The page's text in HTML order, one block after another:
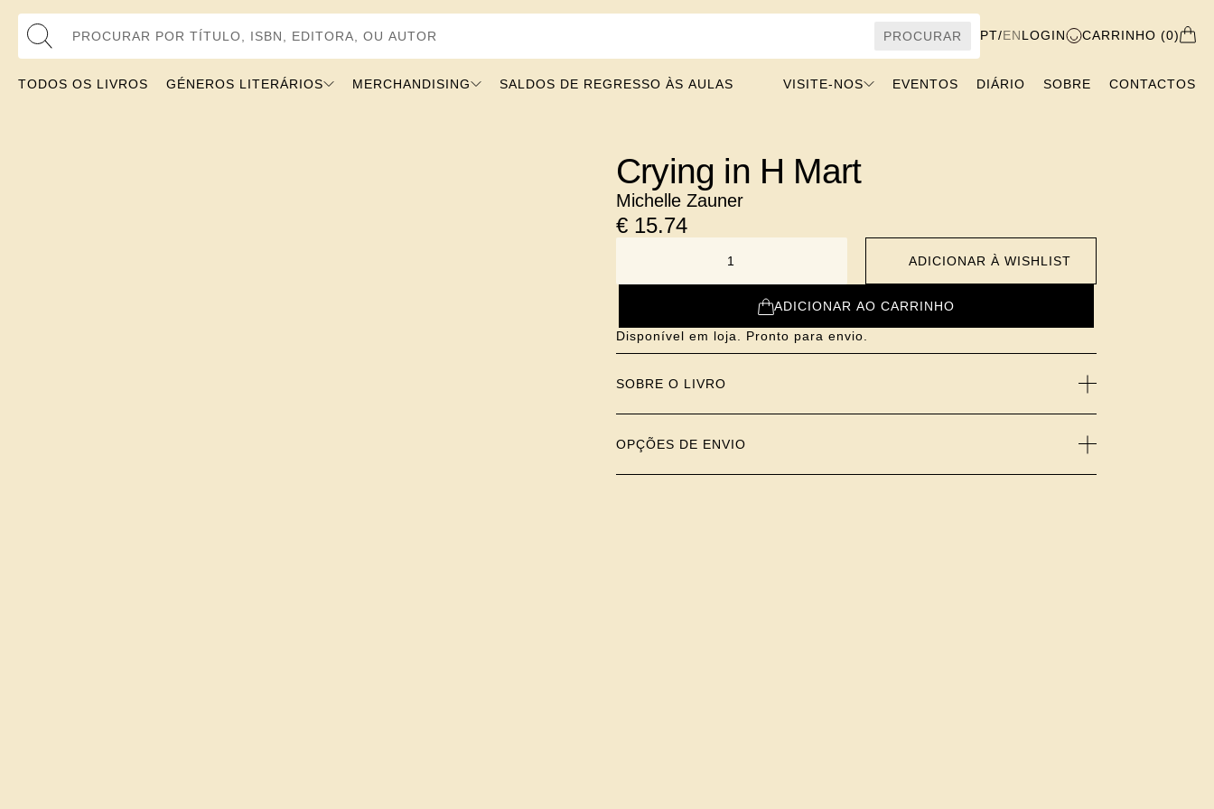
Procurar por Título, ISBN, Editora, ou Autor
PROCURAR PT/ENLOGIN CARRINHO (0)
TODOS OS LIVROS GÉNEROS LITERÁRIOS MERCHANDISING SALDOS DE REGRESSO ÀS AULAS VISITE-NOS EVENTOS DIÁRIO SOBRE CONTACTOS
Crying in H Mart
Michelle Zauner
€ 15.74
ADICIONAR À WISHLIST
ADICIONAR AO CARRINHO
Disponível em loja. Pronto para envio.
SOBRE O LIVRO
OPÇÕES DE ENVIO